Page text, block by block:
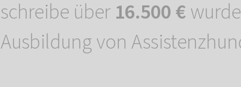
schreibe über16.500 €
Ausbildung von